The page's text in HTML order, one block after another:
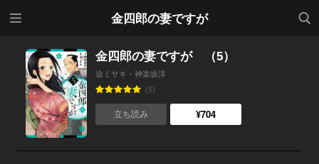
金四郎の妻ですが
検索
金四郎の妻ですが （5）
迫ミサキ・神楽坂淳
(5)
立ち読み ¥704